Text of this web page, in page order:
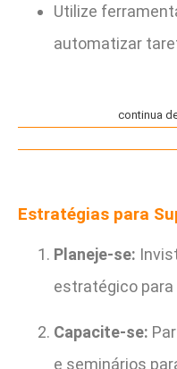
Utilize
automatizar
continua
Estratégias para
Planeje-se:
estratégico
Capacite-se:
e seminários